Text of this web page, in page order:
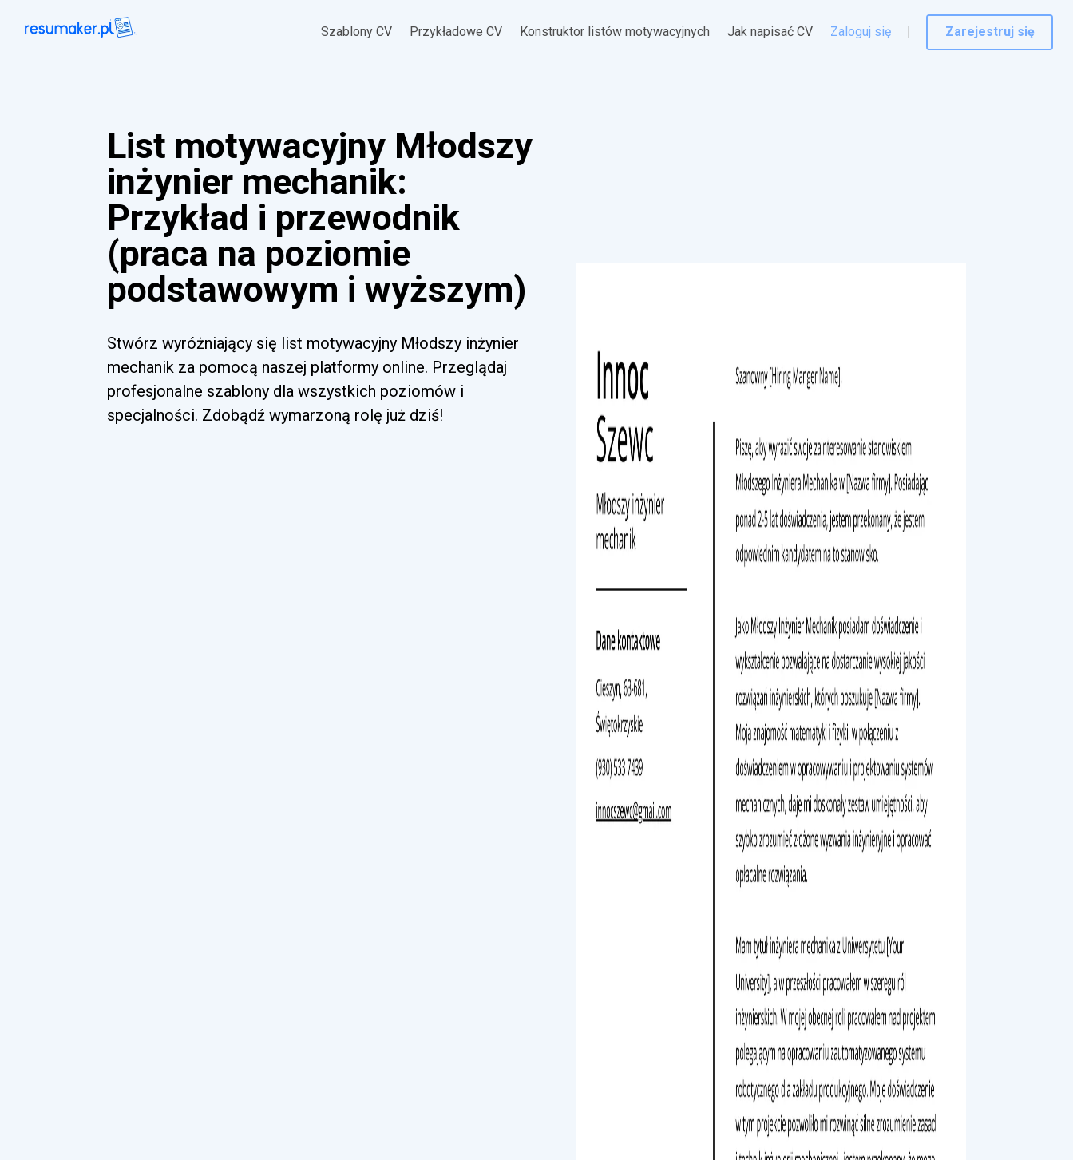
Szablony CV Przykładowe CV Konstruktor listów motywacyjnych Jak napisać CV Zaloguj się Zarejestruj się
List motywacyjny Młodszy
inżynier mechanik:
Przykład i przewodnik
(praca na poziomie
podstawowym i wyższym)
Stwórz wyróżniający się list motywacyjny Młodszy inżynier
mechanik za pomocą naszej platformy online. Przeglądaj
profesjonalne szablony dla wszystkich poziomów i
specjalności. Zdobądź wymarzoną rolę już dziś!